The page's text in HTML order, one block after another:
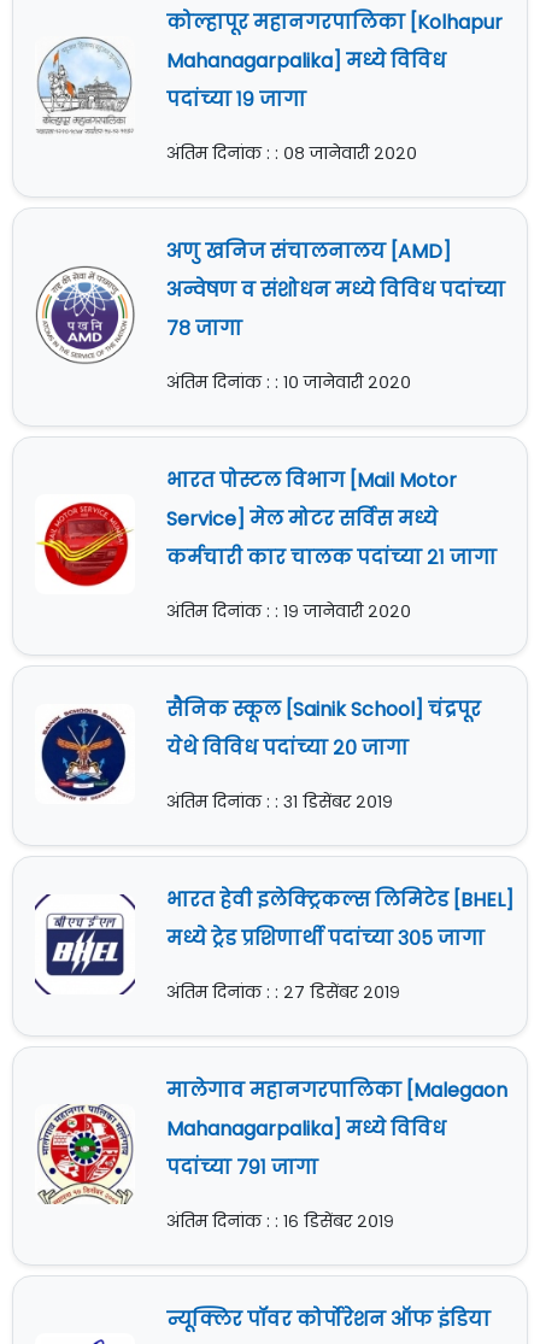
कोल्हापूर महानगरपालिका [Kolhapur
Mahanagarpalika] मध्ये विविध
पदांच्या १९ जागा
अंतिम दिनांक : : ०८ जानेवारी २०२०
अणु खनिज संचालनालय [AMD]
अन्वेषण व संशोधन मध्ये विविध पदांच्या
७८ जागा
अंतिम दिनांक : : १० जानेवारी २०२०
भारत पोस्टल विभाग [Mail Motor
Service] मेल मोटर सर्विस मध्ये
कर्मचारी कार चालक पदांच्या २१ जागा
अंतिम दिनांक : : १९ जानेवारी २०२०
सैनिक स्कूल [Sainik School] चंद्रपूर
येथे विविध पदांच्या २० जागा
अंतिम दिनांक : : ३१ डिसेंबर २०१९
भारत हेवी इलेक्ट्रिकल्स लिमिटेड [BHEL]
मध्ये ट्रेड प्रशिणार्थी पदांच्या ३०५ जागा
अंतिम दिनांक : : २७ डिसेंबर २०१९
मालेगाव महानगरपालिका [Malegaon
Mahanagarpalika] मध्ये विविध
पदांच्या ७९१ जागा
अंतिम दिनांक : : १६ डिसेंबर २०१९
न्यूक्लिर पॉवर कोर्पोरेशन ऑफ इंडिया